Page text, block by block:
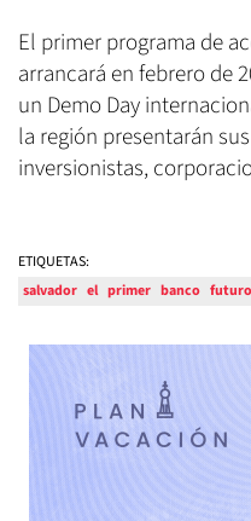
El primer programa de
arrancará en febrero de
un Demo Day
la región presentarán
inversionistas,
ETIQUETAS:
salvador el primer banco futuro